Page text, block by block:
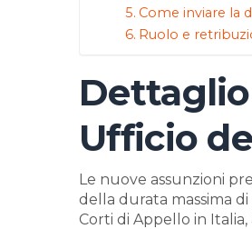
Come inviare la
Ruolo e
Ufficio
Le nuove assunzioni
della durata massima di
Corti di Appello in